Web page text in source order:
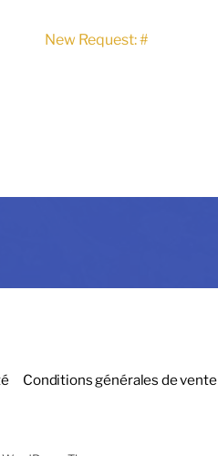
New Request: #
Conditions générales de vente